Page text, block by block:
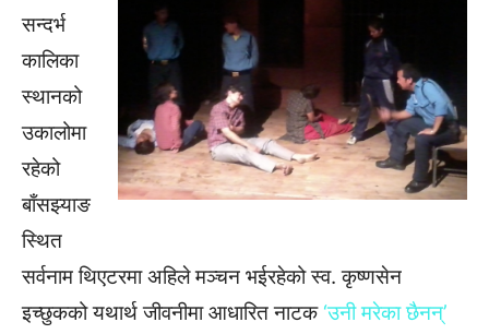
सन्दर्भ
कालिका
स्थानको
उकालोमा
रहेको
बाँसझ्याङ
स्थित
सर्वनाम थिएटरमा अहिले मञ्चन भईरहेको स्व. कृष्णसेन
इच्छुकको यथार्थ जीवनीमा आधारित नाटक ‘उनी मरेका छैनन्’